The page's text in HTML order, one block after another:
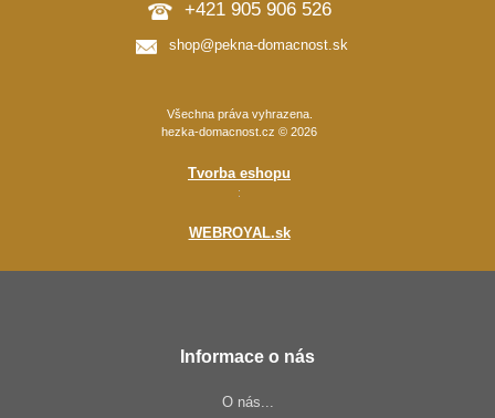
+421 905 906 526
shop@pekna-domacnost.sk
Všechna práva vyhrazena.
hezka-domacnost.cz © 2026
Tvorba eshopu
:
WEBROYAL.sk
Informace o nás
O nás...